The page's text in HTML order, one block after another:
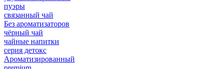
пуэры
связанный чай
Без ароматизаторов
чёрный чай
чайные напитки
серия детокс
Ароматизированный